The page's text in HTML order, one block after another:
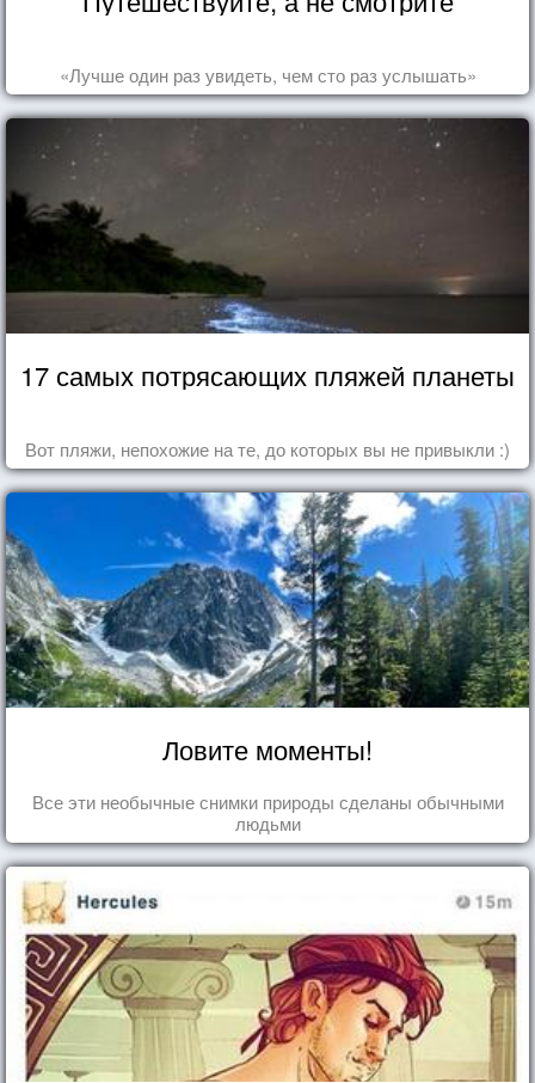
«Лучше один раз увидеть, чем сто раз услышать»
17 самых потрясающих пляжей планеты
Вот пляжи, непохожие на те, до которых вы не привыкли :)
Ловите моменты!
Все эти необычные снимки природы сделаны обычными
людьми